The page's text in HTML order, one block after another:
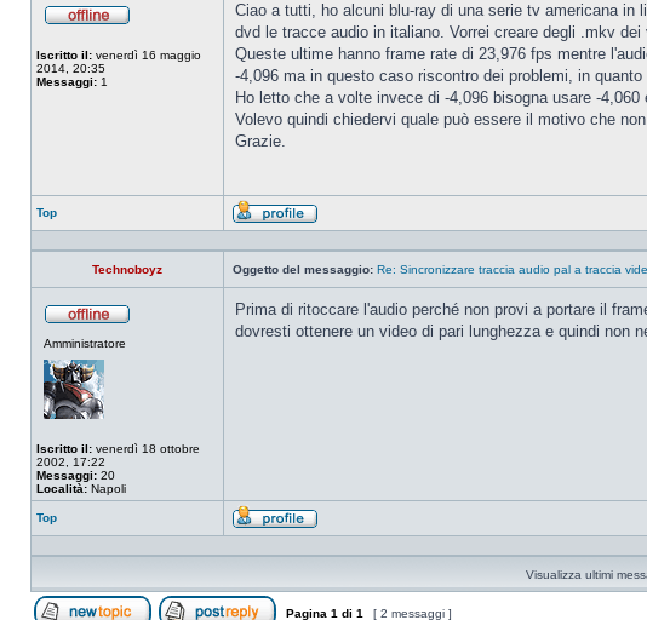
Iscritto il: venerdì 16 maggio
2014, 20:35
Messaggi: 1
Ciao a tutti, ho alcuni blu-ray di una serie tv americana in
dvd le tracce audio in italiano. Vorrei creare degli .mkv
Queste ultime hanno frame rate di 23,976 fps mentre
-4,096 ma in questo caso riscontro dei problemi, in
Ho letto che a volte invece di -4,096 bisogna usare -
Volevo quindi chiedervi quale può essere il motivo che
Grazie.
Top
Profilo
Technoboyz
Oggetto del messaggio: Re: Sincronizzare traccia audio pal a traccia
Amministratore
Iscritto il: venerdì 18 ottobre
2002, 17:22
Messaggi: 20
Località: Napoli
Prima di ritoccare l'audio perché non provi a portare il
dovresti ottenere un video di pari lunghezza e quindi non
Top
Profilo
Visualizza ultimi
Pagina 1 di 1 [ 2 messaggi ]